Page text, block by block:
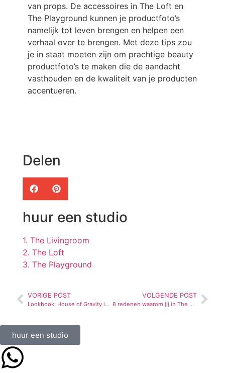
van props. De accessoires in The Loft en
The Playground kunnen je productfoto’s
namelijk tot leven brengen en helpen een
verhaal over te brengen. Met deze tips zou
je in staat moeten zijn om prachtige beauty
productfoto’s te maken die de aandacht
vasthouden en de kwaliteit van je producten
accentueren.
Delen
huur een studio
1. The Livingroom
2. The Loft
3. The Playground
VORIGE POST
Lookbook: House of Gravity in The Playground
VOLGENDE POST
8 redenen waarom jij in The Playground moet shooten
huur een studio